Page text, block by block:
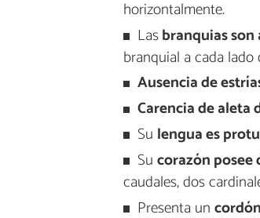
horizontalmente.
Lasbranquias son
branquial a cada lado
Ausencia de
Carencia de aleta
Su lengua es
Sucorazón posee
caudales, dos
Presenta un